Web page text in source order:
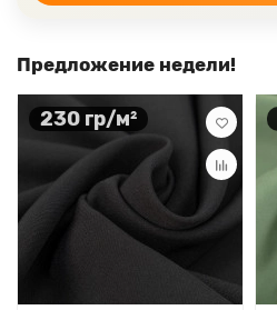
Предложение недели!
230 гр/м²